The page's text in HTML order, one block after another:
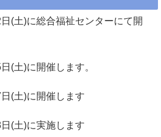
(土)に総合福祉センターにて開
(土)に開催します。
(土)に開催します
(土)に実施します